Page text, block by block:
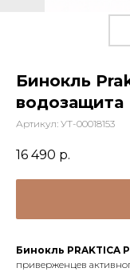
Бинокль
водозащита
Артикул: УТ-00018153
16 490 р.
Бинокль PRAKTICA
приверженцев